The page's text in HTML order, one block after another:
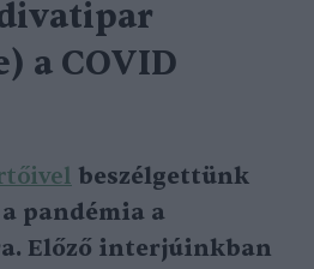
a COVID
beszélgettünk
pandémia a
Előző interjúinkban